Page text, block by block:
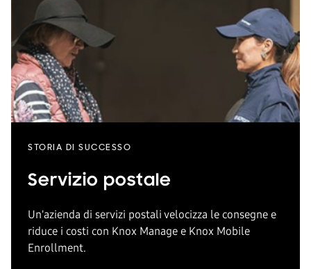
STORIA DI SUCCESSO
Servizio postale
Un'azienda di servizi postali velocizza le consegne e
riduce i costi con Knox Manage e Knox Mobile
Enrollment.